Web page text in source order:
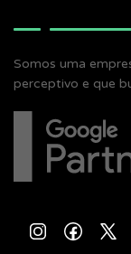
Somos uma
perceptivo e que